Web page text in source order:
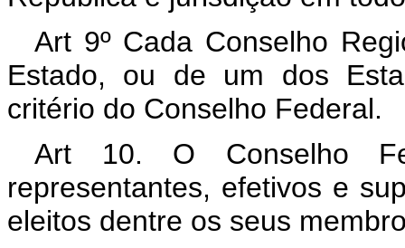
Art 9º Cada Conselho
Estado, ou de um dos
critério do Conselho Federal.
Art 10. O Conselho
representantes, efetivos e
eleitos dentre os seus